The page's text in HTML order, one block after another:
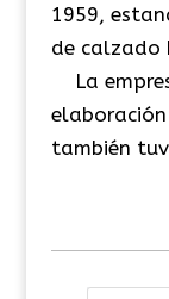
1959,
de calzado
La
también